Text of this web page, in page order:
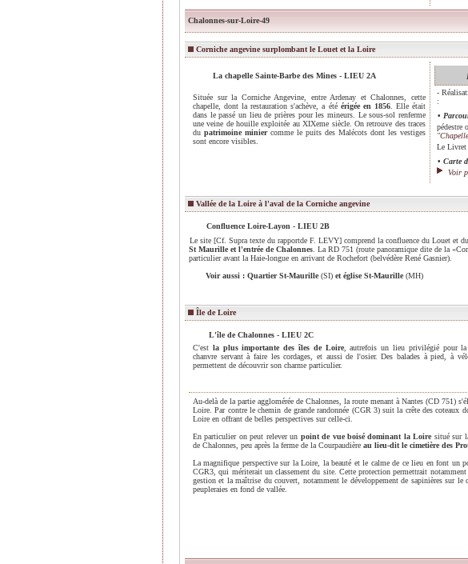
Chalonnes-sur-Loire-49
Corniche angevine surplombant le Louet et la Loire
La chapelle Sainte-Barbe des Mines - LIEU 2A
Située sur la Corniche Angevine, entre Ardenay et Chalonnes, cette
chapelle, dont la restauration s'achève, a été érigée en 1856. Elle était
dans le passé un lieu de prières pour les mineurs. Le sous-sol renferme
une veine de houille exploitée au XIXeme siècle. On retrouve des traces
du patrimoine minier comme le puits des Malécots dont les vestiges
sont encore visibles.
-
:
•
pédestre
Le Livret
• Carte
Voir
Vallée de la Loire à l'aval de la Corniche angevine
Confluence Loire-Layon - LIEU 2B
Le site [Cf. Supra texte du rapportde F. LEVY] comprend la confluence du Louet et
St Maurille et l'entrée de Chalonnes . La RD 751 (route panoramique dite de la
particulier avant la Haie-longue en arrivant de Rochefort (belvédère René Gasnier).
Voir aussi : Quartier St-Maurille (SI) et église St-Maurille (MH)
Île de Loire
L'île de Chalonnes - LIEU 2C
C'est la plus importante des îles de Loire, autrefois un lieu privilégié pour
chanvre servant à faire les cordages, et aussi de l'osier. Des balades à pied, à
permettent de découvrir son charme particulier.
Au-delà de la partie agglomérée de Chalonnes, la route menant à Nantes (CD 751)
Loire. Par contre le chemin de grande randonnée (CGR 3) suit la crête des coteaux
Loire en offrant de belles perspectives sur celle-ci.
En particulier on peut relever un point de vue boisé dominant la Loire situé sur
de Chalonnes, peu après la ferme de la Courpaudière au lieu-dit le cimetière des
La magnifique perspective sur la Loire, la beauté et le calme de ce lieu en font un
CGR3, qui mériterait un classement du site. Cette protection permettrait notamment
gestion et la maîtrise du couvert, notamment le développement de sapinières sur le
peupleraies en fond de vallée.